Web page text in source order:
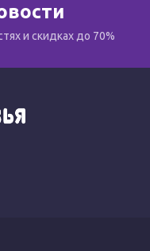
и скидках до 70%